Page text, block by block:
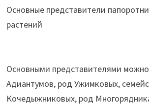
Основные представители
растений
Основными представителями
Адиантумов, род Ужимковых,
Кочедыжниковых, род